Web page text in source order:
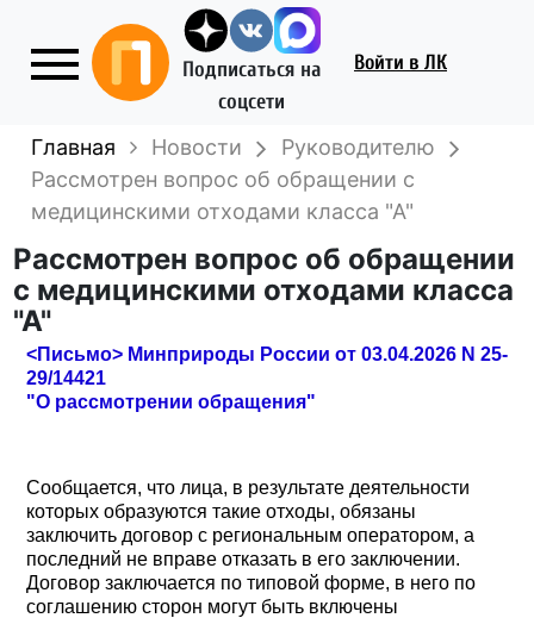
Подписаться на
соцсети
Войти в ЛК
Главная Новости
Руководителю
Рассмотрен вопрос об обращении с
медицинскими отходами класса "А"
Рассмотрен вопрос об обращении
с медицинскими отходами класса
"А"
<Письмо> Минприроды России от 03.04.2026 N 25-
29/14421
"О рассмотрении обращения"
Сообщается, что лица, в результате деятельности
которых образуются такие отходы, обязаны
заключить договор с региональным оператором, а
последний не вправе отказать в его заключении.
Договор заключается по типовой форме, в него по
соглашению сторон могут быть включены